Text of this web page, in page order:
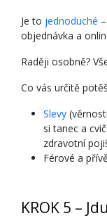
Je to jednoduché
objednávka a
Raději osobně?
Co vás určitě
Slevy
si tanec a
zdravotní
Férové a
KROK 5 –